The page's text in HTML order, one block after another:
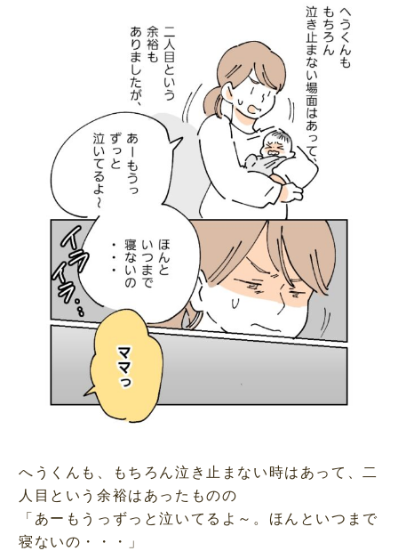
へうくんも、もちろん泣き止まない時はあって、二
人目という余裕はあったものの
「あーもうっずっと泣いてるよ～。ほんといつまで
寝ないの・・・」